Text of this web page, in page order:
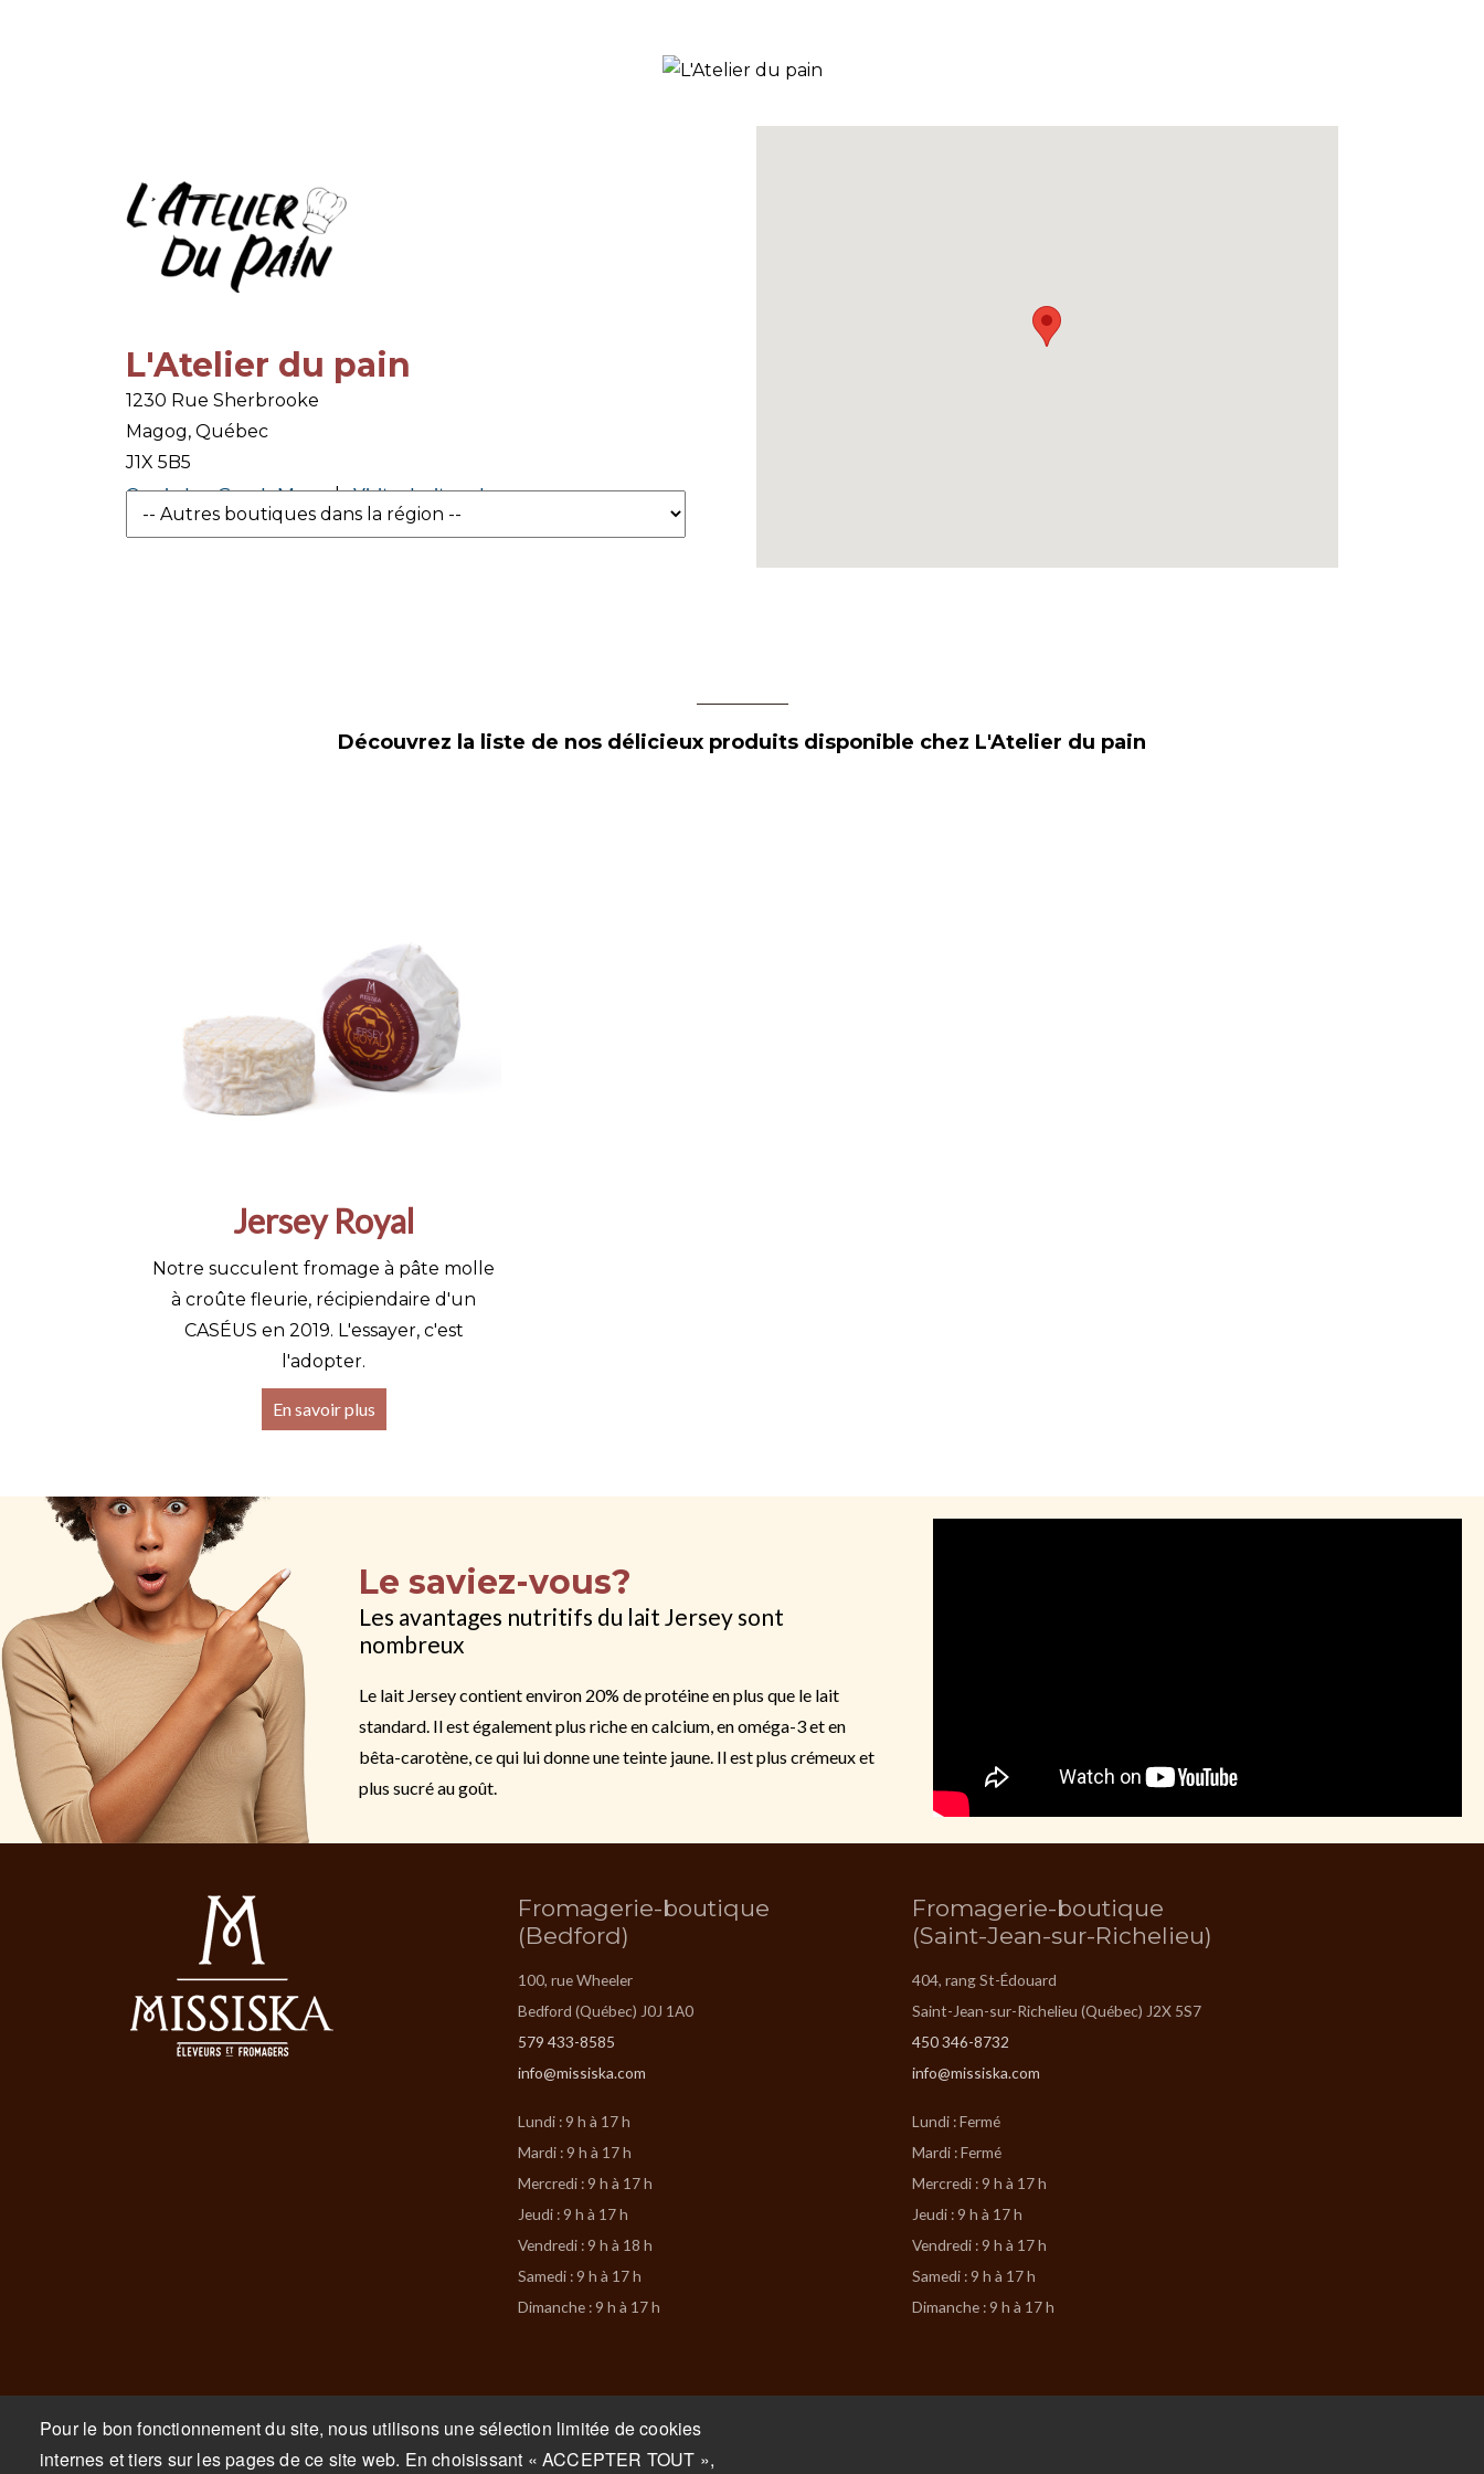
L'Atelier du pain
1230 Rue Sherbrooke
Magog, Québec
J1X 5B5
Ouvrir dans Google Maps|Visitez le site web
Découvrez la liste de nos délicieux produits disponible chez L'Atelier du pain
Jersey Royal
Notre succulent fromage à pâte molle
à croûte fleurie, récipiendaire d'un
CASÉUS en 2019. L'essayer, c'est
l'adopter.
En savoir plus
Le saviez-vous?
Les avantages nutritifs du lait Jersey sont
nombreux
Le lait Jersey contient environ 20% de protéine en plus que le lait
standard. Il est également plus riche en calcium, en oméga-3 et en
bêta-carotène, ce qui lui donne une teinte jaune. Il est plus crémeux et
plus sucré au goût.
Fromagerie-boutique
(Bedford)
100, rue Wheeler
Bedford (Québec) J0J 1A0
579 433-8585
info@missiska.com
Lundi : 9 h à 17 h
Mardi : 9 h à 17 h
Mercredi : 9 h à 17 h
Jeudi : 9 h à 17 h
Vendredi : 9 h à 18 h
Samedi : 9 h à 17 h
Dimanche : 9 h à 17 h
Fromagerie-boutique
(Saint-Jean-sur-Richelieu)
404, rang St-Édouard
Saint-Jean-sur-Richelieu (Québec) J2X 5S7
450 346-8732
info@missiska.com
Lundi : Fermé
Mardi : Fermé
Mercredi : 9 h à 17 h
Jeudi : 9 h à 17 h
Vendredi : 9 h à 17 h
Samedi : 9 h à 17 h
Dimanche : 9 h à 17 h
Pour le bon fonctionnement du site, nous utilisons une sélection limitée de cookies
internes et tiers sur les pages de ce site web. En choisissant « ACCEPTER TOUT »,